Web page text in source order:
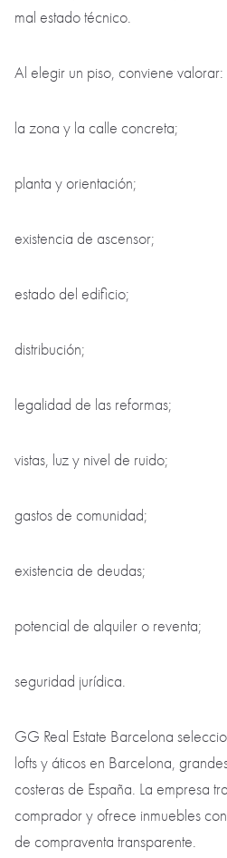
mal estado técnico.
Al elegir un piso, conviene valorar:
la zona y la calle concreta;
planta y orientación;
existencia de ascensor;
estado del edificio;
distribución;
legalidad de las reformas;
vistas, luz y nivel de ruido;
gastos de comunidad;
existencia de deudas;
potencial de alquiler o reventa;
seguridad jurídica.
GG Real Estate Barcelona
lofts y áticos en Barcelona,
costeras de España. La empresa
comprador y ofrece inmuebles
de compraventa transparente.